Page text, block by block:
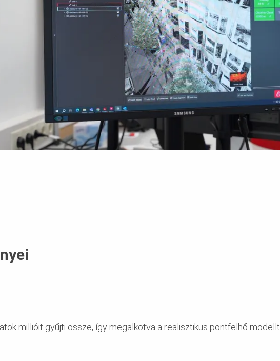
millióit gyűjti össze, így megalkotva a realisztikus pontfelhő modellt.